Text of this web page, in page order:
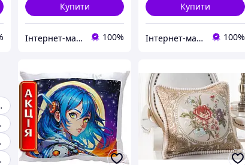
Купити
Інтернет-магазин «Івушка» Текстильні вироби для домашнього затишку 100%
Купити
Інтернет-магазин «Івушка» Текстильні вироби для домашнього затишку 100%